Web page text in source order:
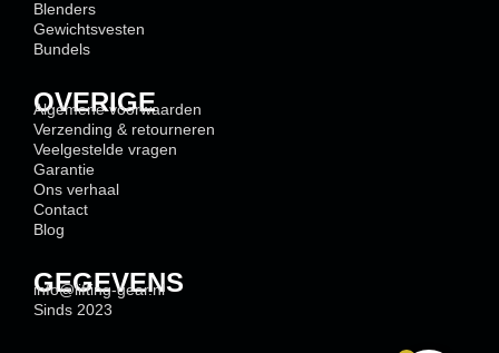
Blenders
Gewichtsvesten
Bundels
OVERIGE
Algemene voorwaarden
Verzending & retourneren
Veelgestelde vragen
Garantie
Ons verhaal
Contact
Blog
GEGEVENS
info@lifting-gear.nl
Sinds 2023